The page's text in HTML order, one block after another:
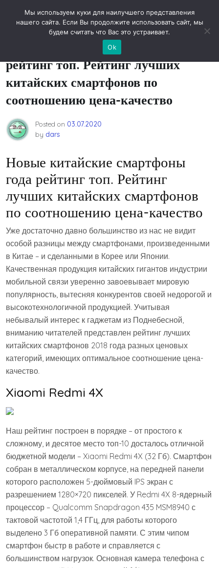
Новости технологий
Новые китайские смартфоны года
рейтинг топ. Рейтинг лучших
китайских смартфонов по
соотношению цена-качество
Posted on 03.07.2020
by dars
Новые китайские смартфоны
года рейтинг топ. Рейтинг
лучших китайских смартфонов
по соотношению цена-качество
Уже достаточно давно большинство из нас не видит
особой разницы между смартфонами, произведенными
в Китае – и сделанными в Корее или Японии.
Качественная продукция китайских гигантов индустрии
мобильной связи уверенно завоевывает мировую
популярность, вытесняя конкурентов своей недорогой и
высокотехнологичной продукцией. Учитывая
небывалый интерес к гаджетам из Поднебесной,
вниманию читателей представлен рейтинг лучших
китайских смартфонов 2018 года разных ценовых
категорий, имеющих оптимальное соотношение цена-
качество.
Xiaomi Redmi 4X
Наш рейтинг построен в порядке – от простого к
сложному, и десятое место топ-10 досталось отличной
бюджетной модели – Xiaomi Redmi 4X (32 Гб). Смартфон
собран в металлическом корпусе, на передней панели
которого расположен 5-дюймовый IPS экран с
разрешением 1280×720 пикселей. У Redmi 4X 8-ядерный
процессор – Qualcomm Snapdragon 435 MSM8940 с
тактовой частотой 1,4 ГГц, для работы которого
выделено 3 Гб оперативной памяти. С этим чипом
смартфон быстр в работе и справляется с
большинством нагрузок. Основная камера телефона с
Мы используем куки для наилучшего представления
нашего сайта. Если Вы продолжите использовать сайт, мы
будем считать что Вас это устраивает.
Ok